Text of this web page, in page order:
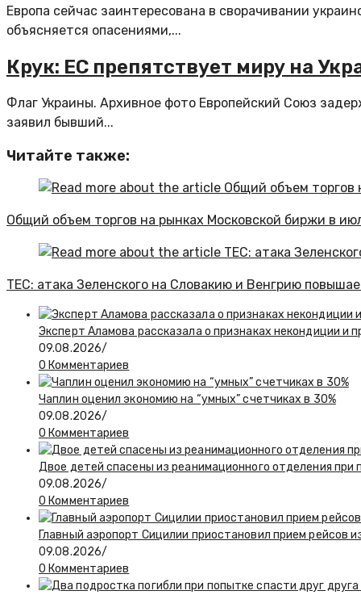
Европа сейчас заинтересована в сворачивании
объясняется опасениями,...
Крук: ЕС препятствует миру на
Флаг Украины. Архивное фото Европейский Союз
заявил бывший...
Читайте также:
Общий объем торгов на рынках Московской биржи в
TEC: атака Зеленского на Словакию и Венгрию
Эксперт Аламова рассказала о признаках некондиции и
09.08.2026/
0 Комментариев
Чаплин оценил экономию на “умных” счетчиках в 30%
09.08.2026/
0 Комментариев
Двое детей спасены из реанимационного отделения при
09.08.2026/
0 Комментариев
Главный аэропорт Сицилии приостановил прием рейсов
09.08.2026/
0 Комментариев